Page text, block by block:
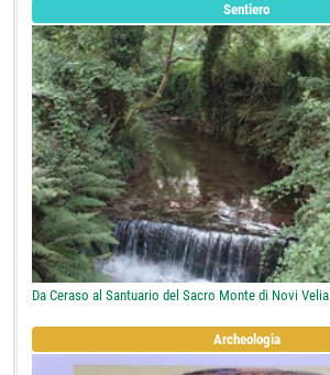
Sentiero
Da Ceraso al Santuario del Sacro Monte di Novi Velia
Archeologia